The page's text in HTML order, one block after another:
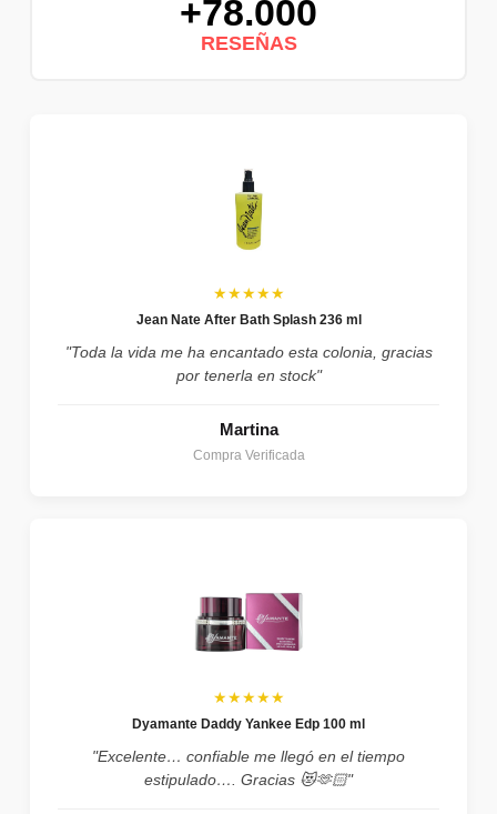
+78.000
RESEÑAS
★★★★★
Jean Nate After Bath Splash 236 ml
"Toda la vida me ha encantado esta colonia, gracias
por tenerla en stock"
Martina
Compra Verificada
★★★★★
Dyamante Daddy Yankee Edp 100 ml
"Excelente… confiable me llegó en el tiempo
estipulado…. Gracias 😻🫶🏻"